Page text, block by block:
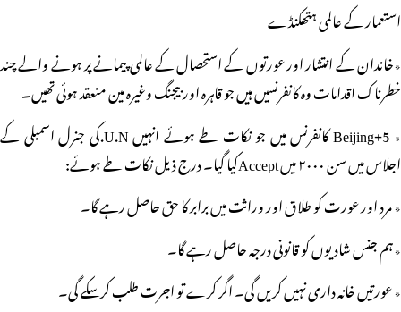
استعمار کے عالمی ہتھکنڈے
٭خاندان کے انتشار اور عورتوں کے استحصال کے عالمی پیمانے پر ہونے والے چند
خطرناک اقدامات وہ کانفرنسیں ہیں جو قاہرہ اور بیجنگ وغیرہ مین منعقد ہوئی تھیں۔
٭ Beijing+5 کانفرنس میں جو نکات طے ہوئے انہیں U.N.کی جنرل اسمبلی کے
اجلاس میں سن ۲۰۰۰ میں Acceptکیا گیا۔ درج ذیل نکات طے ہوئے:
٭ مرد اور عورت کو طلاق اور وراثت میں برابر کا حق حاصل رہے گا۔
٭ہم جنس شادیوں کو قانونی درجہ حاصل رہے گا۔
٭ عورتیں خانہ داری نہیں کریں گی۔ اگر کرے تو اجرت طلب کرسکے گی۔